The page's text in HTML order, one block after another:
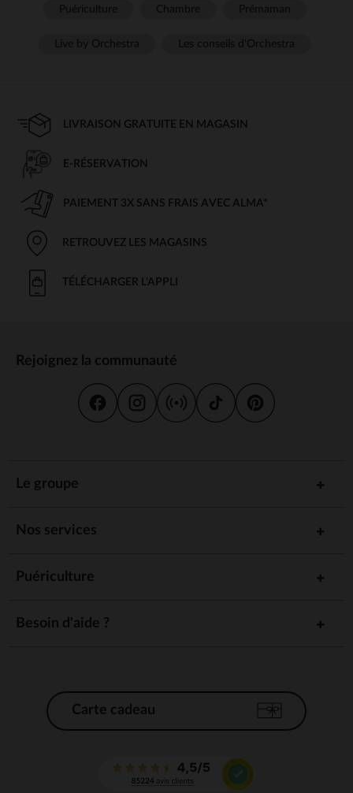
LIVRAISON GRATUITE EN MAGASIN
E-RÉSERVATION
PAIEMENT 3X SANS FRAIS AVEC ALMA*
RETROUVEZ LES MAGASINS
TÉLÉCHARGER L'APPLI
Rejoignez la communauté
Le groupe
Nos services
Puériculture
Besoin d'aide ?
Carte cadeau